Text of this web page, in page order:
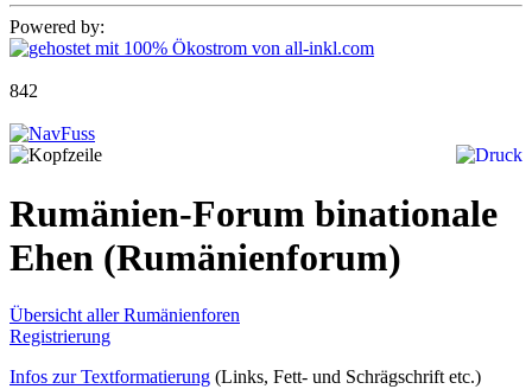
Powered by:
842
Rumänien-Forum binationale
Ehen (Rumänienforum)
Übersicht aller Rumänienforen
Registrierung
Infos zur Textformatierung (Links, Fett- und Schrägschrift etc.)